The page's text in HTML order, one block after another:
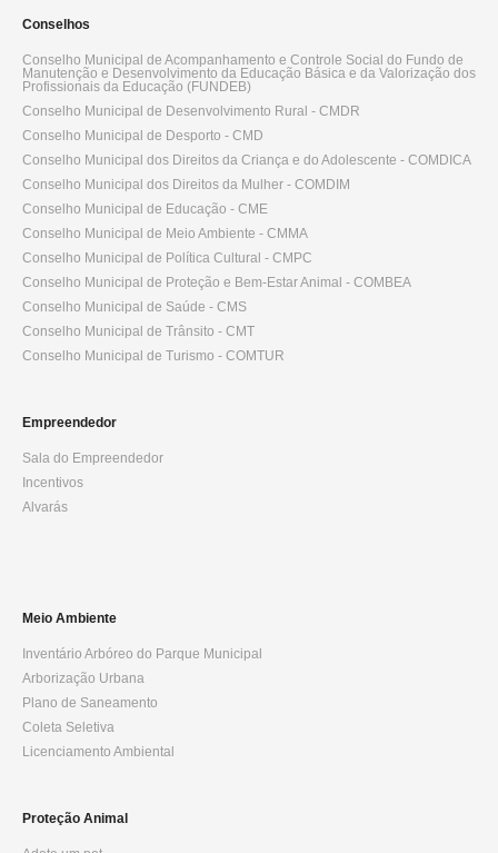
Conselhos
Conselho Municipal de Acompanhamento e Controle Social do Fundo de
Manutenção e Desenvolvimento da Educação Básica e da Valorização dos
Profissionais da Educação (FUNDEB)
Conselho Municipal de Desenvolvimento Rural - CMDR
Conselho Municipal de Desporto - CMD
Conselho Municipal dos Direitos da Criança e do Adolescente - COMDICA
Conselho Municipal dos Direitos da Mulher - COMDIM
Conselho Municipal de Educação - CME
Conselho Municipal de Meio Ambiente - CMMA
Conselho Municipal de Política Cultural - CMPC
Conselho Municipal de Proteção e Bem-Estar Animal - COMBEA
Conselho Municipal de Saúde - CMS
Conselho Municipal de Trânsito - CMT
Conselho Municipal de Turismo - COMTUR
Empreendedor
Sala do Empreendedor
Incentivos
Alvarás
Meio Ambiente
Inventário Arbóreo do Parque Municipal
Arborização Urbana
Plano de Saneamento
Coleta Seletiva
Licenciamento Ambiental
Proteção Animal